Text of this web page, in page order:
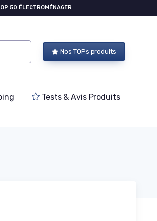
50 ÉLECTROMÉNAGER
Nos TOPs produits
Tests & Avis Produits